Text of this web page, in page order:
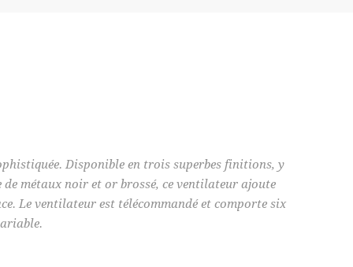
Disponible en trois superbes finitions, y
métaux noir et or brossé, ce ventilateur ajoute
Le ventilateur est télécommandé et comporte six